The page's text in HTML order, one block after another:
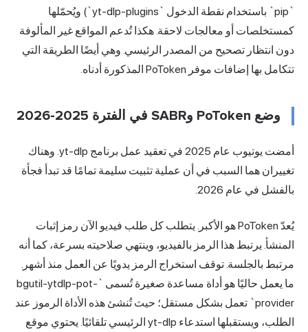
`pip` باستخدام نقطة الدخول `yt-dlp-plugins`) ويُحمّلها
كمستخلصات أو معالجات لاحقة. هكذا تُدعم المواقع غير المألوفة
دون انتظار تصحيح من المصدر الرئيسي. وهي أيضًا الطريقة التي
تتكامل بها إضافات موفر PoToken المذكورة أدناه.
وضع PoToken وSABR في الفترة 2025-2026
أمضت يوتيوب عام 2025 في تعقيد عمل برنامج yt-dlp. وهناك
تغييران هما السبب في أن عملية تثبيت سليمة تمامًا قد تبدأ فجأة
بالفشل في عام 2026.
يُعدّ PoToken هو الأكبر. يتطلب كل طلب فيديو الآن رمز إثبات
المنشأ. يرتبط هذا الرمز بالفيديو، وينتهي صلاحيته بسرعة، كما أنه
مرتبط بالجلسة. توقف استخراج الرمز يدويًا عن العمل منذ أشهر.
ما يعمل حاليًا هو أداة مساعدة صغيرة تُسمى `bgutil-ytdlp-pot-
provider` تعمل بشكل مستقل؛ حيث تُنشئ هذه الأداة الرموز عند
الطلب، ويستقبلها استدعاء yt-dlp الرئيسي تلقائيًا. يحتوي موقع